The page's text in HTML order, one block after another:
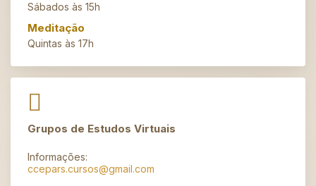
Sábados às 15h
Meditação
Quintas às 17h
Grupos de Estudos Virtuais
Informações:
ccepars.cursos@gmail.com